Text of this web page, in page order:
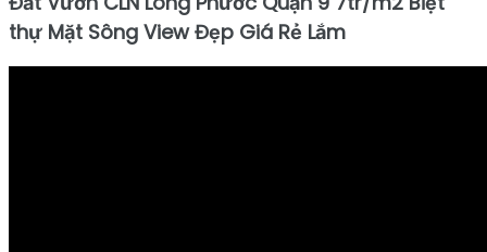
thự Mặt Sông View Đẹp Giá Rẻ Lắm